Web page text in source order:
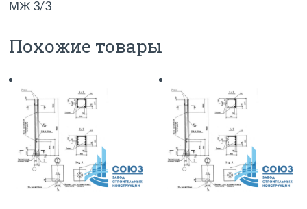
МЖ 3/3
Похожие товары